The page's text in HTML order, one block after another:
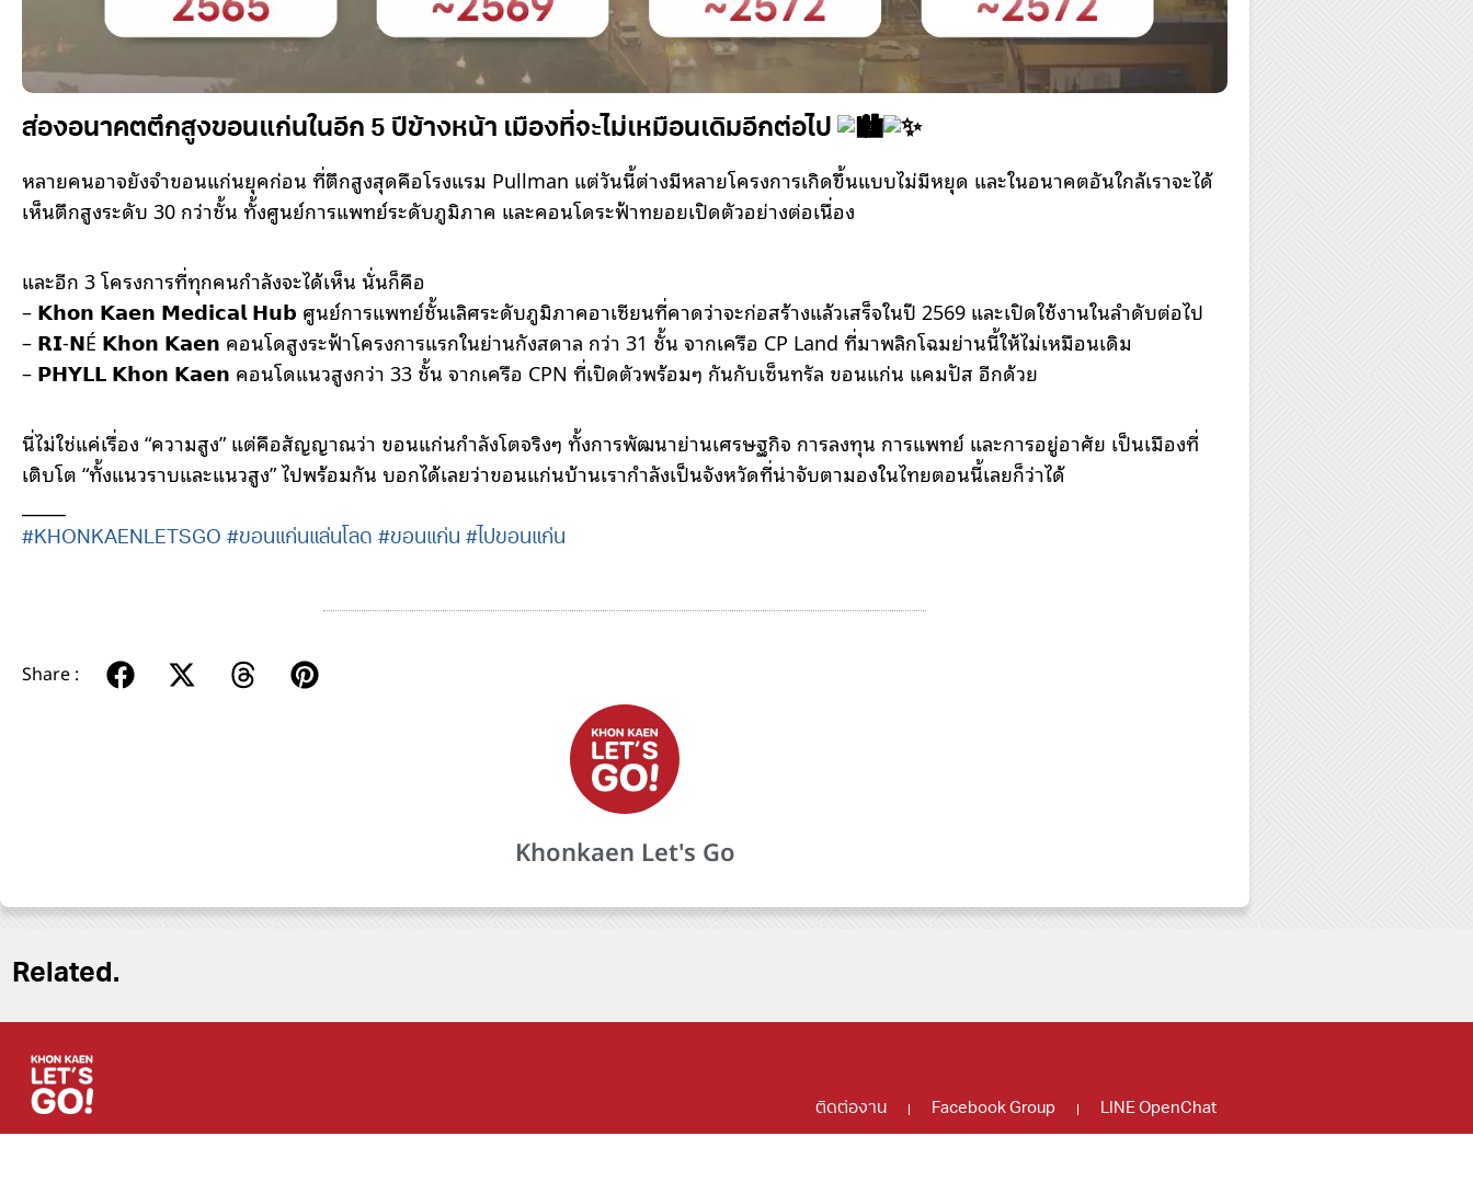
ส่องอนาคตตึกสูงขอนแก่นในอีก 5 ปีข้างหน้า เมืองที่จะไม่เหมือนเดิมอีกต่อไป
หลายคนอาจยังจำขอนแก่นยุคก่อน ที่ตึกสูงสุดคือโรงแรม Pullman แต่วันนี้ต่างมีหลายโครงการเกิดขึ้นแบบไม่มีหยุด และในอนาคตอันใกล้เราจะได้
เห็นตึกสูงระดับ 30 กว่าชั้น ทั้งศูนย์การแพทย์ระดับภูมิภาค และคอนโดระฟ้าทยอยเปิดตัวอย่างต่อเนื่อง
และอีก 3 โครงการที่ทุกคนกำลังจะได้เห็น นั่นก็คือ
– 𝗞𝗵𝗼𝗻 𝗞𝗮𝗲𝗻 𝗠𝗲𝗱𝗶𝗰𝗮𝗹 𝗛𝘂𝗯 ศูนย์การแพทย์ชั้นเลิศระดับภูมิภาคอาเซียนที่คาดว่าจะก่อสร้างแล้วเสร็จในปี 2569 และเปิดใช้งานในลำดับต่อไป
– 𝗥𝗜-𝗡É 𝗞𝗵𝗼𝗻 𝗞𝗮𝗲𝗻 คอนโดสูงระฟ้าโครงการแรกในย่านกังสดาล กว่า 31 ชั้น จากเครือ CP Land ที่มาพลิกโฉมย่านนี้ให้ไม่เหมือนเดิม
– 𝗣𝗛𝗬𝗟𝗟 𝗞𝗵𝗼𝗻 𝗞𝗮𝗲𝗻 คอนโดแนวสูงกว่า 33 ชั้น จากเครือ CPN ที่เปิดตัวพร้อมๆ กันกับเซ็นทรัล ขอนแก่น แคมปัส อีกด้วย
นี่ไม่ใช่แค่เรื่อง “ความสูง” แต่คือสัญญาณว่า ขอนแก่นกำลังโตจริงๆ ทั้งการพัฒนาย่านเศรษฐกิจ การลงทุน การแพทย์ และการอยู่อาศัย เป็นเมืองที่
เติบโต “ทั้งแนวราบและแนวสูง” ไปพร้อมกัน บอกได้เลยว่าขอนแก่นบ้านเรากำลังเป็นจังหวัดที่น่าจับตามองในไทยตอนนี้เลยก็ว่าได้
#KHONKAENLETSGO #ขอนแก่นแล่นโลด #ขอนแก่น #ไปขอนแก่น
Share :
Khonkaen Let's Go
Related.
ติดต่องาน Facebook Group LINE OpenChat